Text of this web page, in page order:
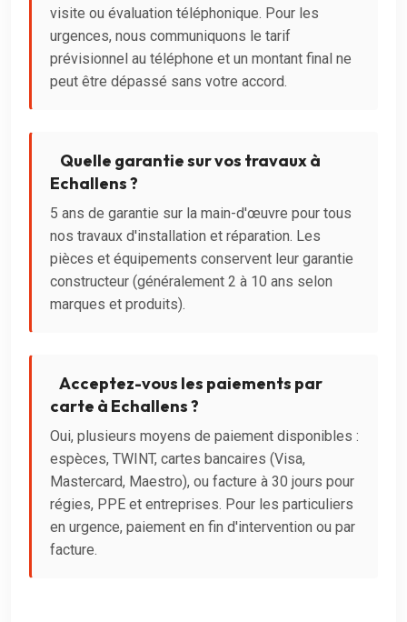
visite ou évaluation téléphonique. Pour les
urgences, nous communiquons le tarif
prévisionnel au téléphone et un montant final ne
peut être dépassé sans votre accord.
Quelle garantie sur vos travaux à
Echallens ?
5 ans de garantie sur la main-d'œuvre pour tous
nos travaux d'installation et réparation. Les
pièces et équipements conservent leur garantie
constructeur (généralement 2 à 10 ans selon
marques et produits).
Acceptez-vous les paiements par
carte à Echallens ?
Oui, plusieurs moyens de paiement disponibles :
espèces, TWINT, cartes bancaires (Visa,
Mastercard, Maestro), ou facture à 30 jours pour
régies, PPE et entreprises. Pour les particuliers
en urgence, paiement en fin d'intervention ou par
facture.